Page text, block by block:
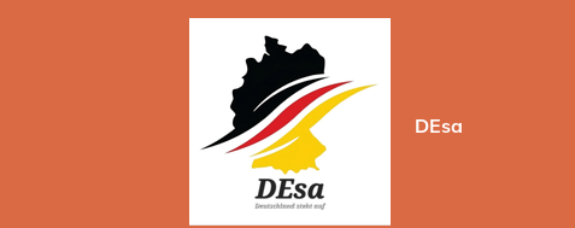
DEsa